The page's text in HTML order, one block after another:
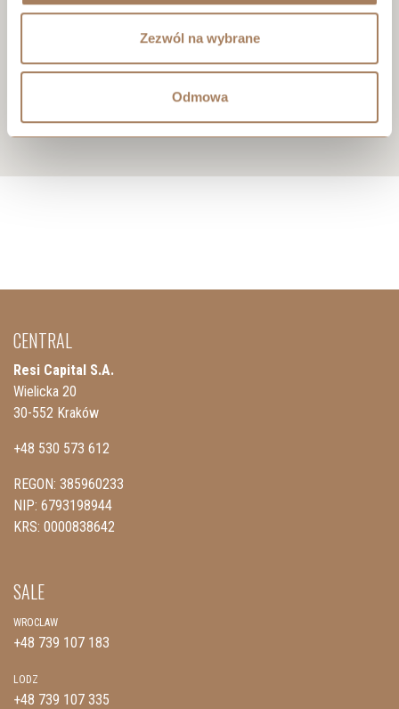
Zezwól na wybrane
Odmowa
CENTRAL
Resi Capital S.A.
Wielicka 20
30-552 Kraków
+48 530 573 612
REGON: 385960233
NIP: 6793198944
KRS: 0000838642
SALE
WROCLAW
+48 739 107 183
LODZ
+48 739 107 335